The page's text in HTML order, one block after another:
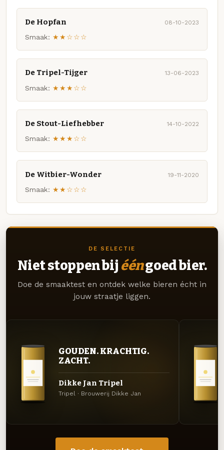
De Hopfan 08-10-2023
Smaak: ★★☆☆☆
De Tripel-Tijger 13-06-2023
Smaak: ★★★☆☆
De Stout-Liefhebber 14-10-2022
Smaak: ★★★☆☆
De Witbier-Wonder 19-11-2020
Smaak: ★★☆☆☆
DE SELECTIE
Niet stoppen bij ééngoed bier.
Doe de smaaktest en ontdek welke bieren écht in
jouw straatje liggen.
GOUDEN. KRACHTIG.
ZACHT.
Dikke Jan Tripel
Tripel · Brouwerij Dikke Jan